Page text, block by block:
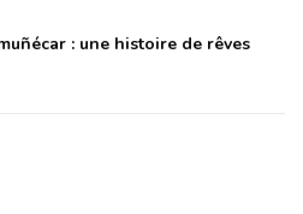
: une histoire de rêves